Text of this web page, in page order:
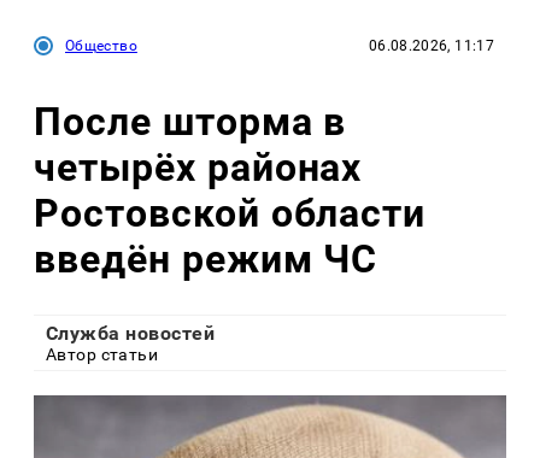
Общество 06.08.2026, 11:17
После шторма в
четырёх районах
Ростовской области
введён режим ЧС
Служба новостей
Автор статьи